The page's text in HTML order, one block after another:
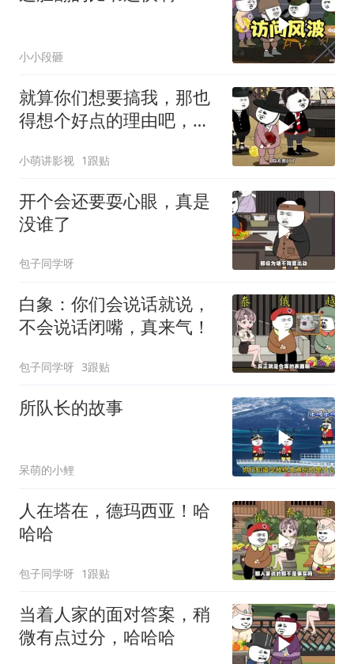
小小段砸
就算你们想要搞我，那也
得想个好点的理由吧，这
小萌讲影视 1跟贴
开个会还要耍心眼，真是
没谁了
包子同学呀
白象：你们会说话就说，
不会说话闭嘴，真来气！
包子同学呀 3跟贴
所队长的故事
呆萌的小鲤
人在塔在，德玛西亚！哈
哈哈
包子同学呀 1跟贴
当着人家的面对答案，稍
微有点过分，哈哈哈